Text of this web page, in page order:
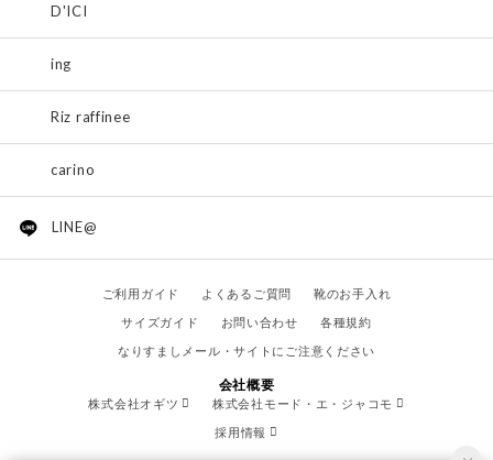
D'ICI
ing
Riz raffinee
carino
LINE@
ご利用ガイド よくあるご質問
靴のお手入れ
サイズガイド
お問い合わせ
各種規約
なりすましメール・サイトにご注意ください
会社概要
株式会社オギツ
株式会社モード・エ・ジャコモ
採用情報